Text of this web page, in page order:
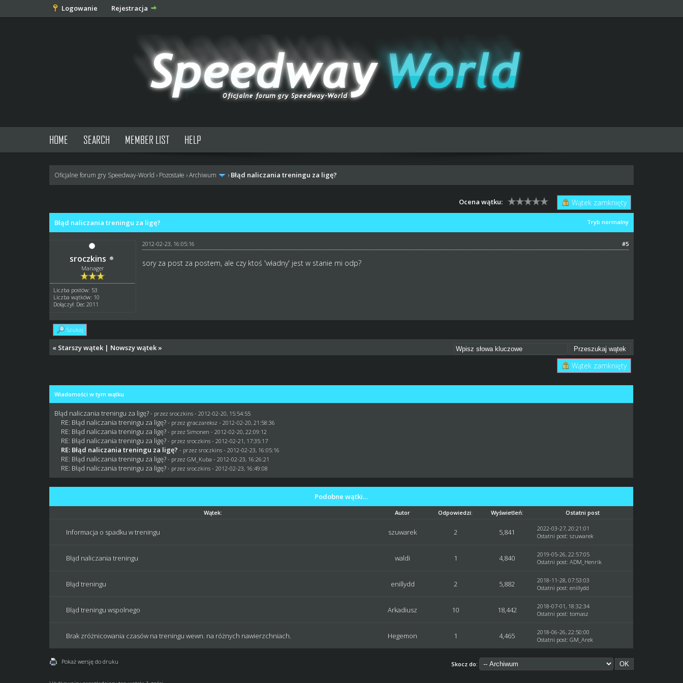
Logowanie Rejestracja
HOME SEARCH MEMBER LIST HELP
Oficjalne forum gry Speedway-World › Pozostałe ›Archiwum › Błąd naliczania treningu za ligę?
Wątek zamknięty
Ocena wątku:
Tryb normalny
Błąd naliczania treningu za ligę?
sroczkins
Manager
Liczba postów: 53
Liczba wątków: 10
Dołączył: Dec 2011
#5
2012-02-23, 16:05:16
sory za post za postem, ale czy ktoś 'władny' jest w stanie mi odp?
Szukaj
« Starszy wątek | Nowszy wątek »
Wątek zamknięty
Wiadomości w tym wątku
Błąd naliczania treningu za ligę? - przezsroczkins - 2012-02-20, 15:54:55
RE: Błąd naliczania treningu za ligę? - przezgraczareksz - 2012-02-20, 21:58:36
RE: Błąd naliczania treningu za ligę? - przezSimonen - 2012-02-20, 22:09:12
RE: Błąd naliczania treningu za ligę? - przezsroczkins - 2012-02-21, 17:35:17
RE: Błąd naliczania treningu za ligę? - przezsroczkins - 2012-02-23, 16:05:16
RE: Błąd naliczania treningu za ligę? - przezGM_Kuba - 2012-02-23, 16:26:21
RE: Błąd naliczania treningu za ligę? - przezsroczkins - 2012-02-23, 16:49:08
Podobne wątki…
Wątek: Autor Odpowiedzi: Wyświetleń: Ostatni post
Informacja o spadku w treningu szuwarek 2 5,841
2022-03-27, 20:21:01
Ostatni post:szuwarek
Błąd naliczania treningu waldi 1 4,840
2019-05-26, 22:57:05
Ostatni post:ADM_Henrik
Błąd treningu enillydd 2 5,882
2018-11-28, 07:53:03
Ostatni post:enillydd
Błąd treningu wspolnego Arkadiusz 10 18,442
2018-07-01, 18:32:34
Ostatni post:tomasz
Brak zróżnicowania czasów na treningu wewn. na różnych nawierzchniach. Hegemon 1 4,465
2018-06-26, 22:50:00
Ostatni post:GM_Arek
Pokaż wersję do druku Skocz do: